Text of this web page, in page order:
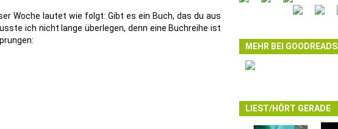
Woche lautet wie folgt: Gibt es ein Buch, das du aus
ich nicht lange überlegen, denn eine Buchreihe ist
MEHR BEI GOODREADS
LIEST/HÖRT GERADE